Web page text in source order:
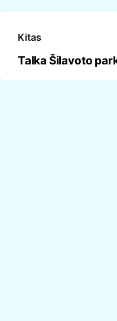
Kitas
Talka Šilavoto